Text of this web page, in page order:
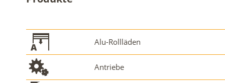
Alu-Rollläden
Antriebe